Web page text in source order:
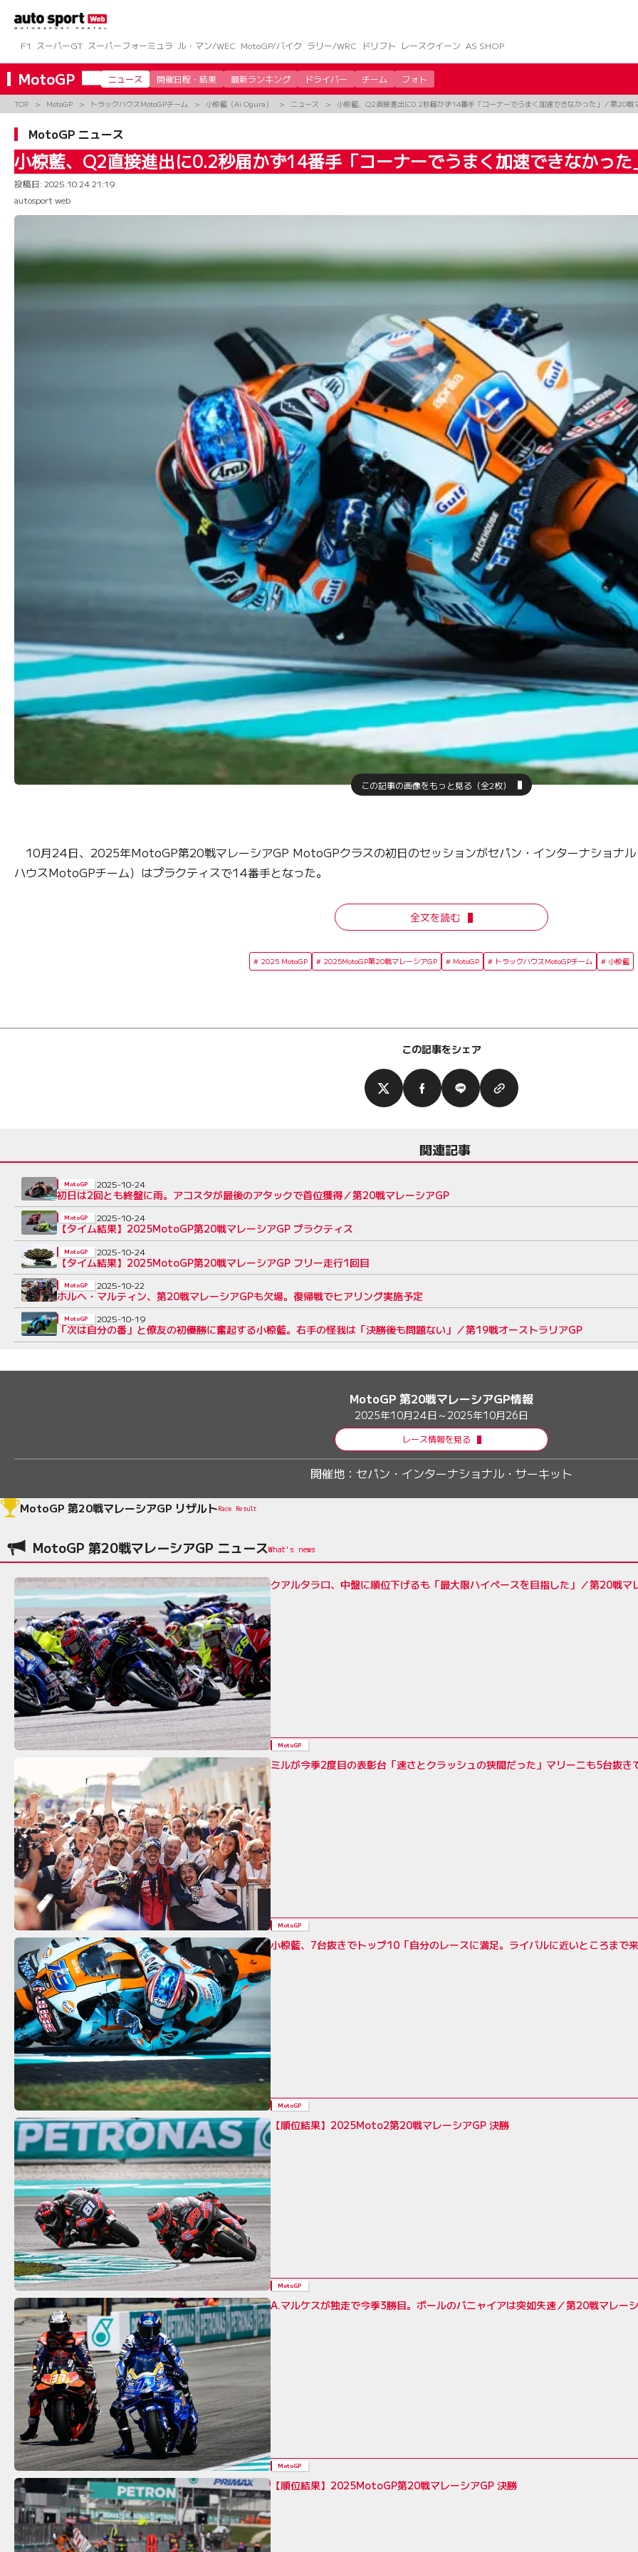
ツ
へ
ス
キ
ッ
F1
スーパーGT スーパーフォーミュラ ル・マン/WEC MotoGP/バイク ラリー/WRC ドリフト レースクイーン AS SHOP
MotoGP ニュース 開催日程・結果 最新ランキング ドライバー チーム フォト
TOP MotoGP トラックハウスMotoGPチーム 小椋藍（Ai Ogura） ニュース 小椋藍、Q2直接進出に0.2秒届かず14番手「コーナーでうまく加速できなかった」／第20戦
MotoGP ニュース
小椋藍、Q2直接進出に0.2秒届かず14番手「コーナーでうまく加速できなかっ
投稿日: 2025.10.24 21:19
autosport web
この記事の画像をもっと見る（全2枚）
10月24日、2025年MotoGP第20戦マレーシアGP MotoGPクラスの初日のセッションがセパン・インターナショナル
ハウスMotoGPチーム）はプラクティスで14番手となった。
全文を読む
2025 MotoGP 2025MotoGP第20戦マレーシアGP MotoGP トラックハウスMotoGPチーム 小椋藍
この記事をシェア
関連記事
初日は2回とも終盤に雨。アコスタが最後のアタックで首位獲得／第20戦マレーシアGP
MotoGP 2025-10-24
【タイム結果】2025MotoGP第20戦マレーシアGP プラクティス
MotoGP 2025-10-24
【タイム結果】2025MotoGP第20戦マレーシアGP フリー走行1回目
MotoGP 2025-10-24
ホルヘ・マルティン、第20戦マレーシアGPも欠場。復帰戦でヒアリング実施予定
MotoGP 2025-10-22
「次は自分の番」と僚友の初優勝に奮起する小椋藍。右手の怪我は「決勝後も問題ない」／第19戦オーストラリアGP
MotoGP 2025-10-19
MotoGP 第20戦マレーシアGP情報
2025年10月24日～2025年10月26日
レース情報を見る
開催地： セパン・インターナショナル・サーキット
MotoGP 第20戦マレーシアGP リザルトRace Result
MotoGP 第20戦マレーシアGP ニュース
クアルタラロ、中盤に順位下げるも「最大限ハイペースを目指した」／第20戦マ
MotoGP
ミルが今季2度目の表彰台「速さとクラッシュの狭間だった」マリーニも5台抜
MotoGP
小椋藍、7台抜きでトップ10「自分のレースに満足。ライバルに近いところまで
MotoGP
【順位結果】2025Moto2第20戦マレーシアGP 決勝
MotoGP
A.マルケスが独走で今季3勝目。ポールのバニャイアは突如失速／第20戦マレー
MotoGP
【順位結果】2025MotoGP第20戦マレーシアGP 決勝